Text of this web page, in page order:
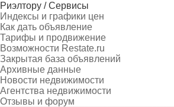
Риэлтору / Сервисы
Индексы и графики цен
Как дать объявление
Тарифы и продвижение
Возможности Restate.ru
Закрытая база объявлений
Архивные данные
Новости недвижимости
Агентства недвижимости
Отзывы и форум